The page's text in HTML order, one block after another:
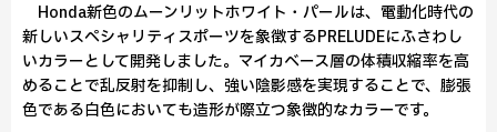
Honda新色のムーンリットホワイト・パールは、電動化時代の
新しいスペシャリティスポーツを象徴するPRELUDEにふさわし
いカラーとして開発しました。マイカベース層の体積収縮率を高
めることで乱反射を抑制し、強い陰影感を実現することで、膨張
色である白色においても造形が際立つ象徴的なカラーです。